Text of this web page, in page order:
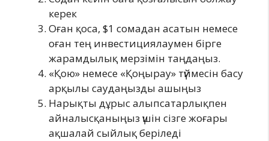
керек
Оған қоса, $1 сомадан асатын немесе
оған тең инвестициялаумен бірге
жарамдылық мерзімін таңдаңыз.
«Қою» немесе «Қоңырау» түймесін басу
арқылы саудаңызды ашыңыз
Нарықты дұрыс алыпсатарлықпен
айналысқаныңыз үшін сізге жоғары
ақшалай сыйлық беріледі